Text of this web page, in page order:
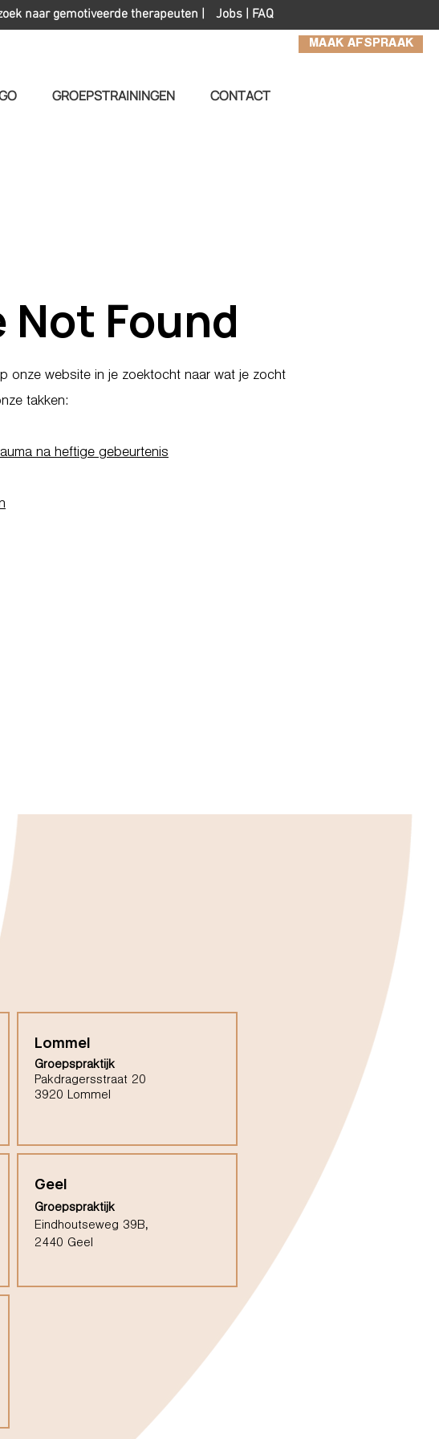
MAAK AFSPRAAK
Jobs | FAQ
naar gemotiveerde therapeuten |
GROEPSTRAININGEN CONTACT
Not Found
onze website in je zoektocht naar wat je zocht
takken:
na heftige gebeurtenis
Lommel
Groepspraktijk
Pakdragersstraat 20
3920 Lommel
Geel
Groepspraktijk
Eindhoutseweg 39B,
2440 Geel